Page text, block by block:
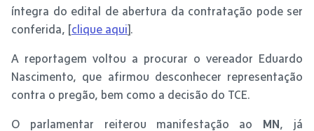
íntegra do edital de abertura da contratação pode ser
conferida, [clique aqui].
A reportagem voltou a procurar o vereador Eduardo
Nascimento, que afirmou desconhecer representação
contra o pregão, bem como a decisão do TCE.
O parlamentar reiterou manifestação ao MN, já